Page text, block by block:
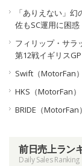
「ありえない」
佐もSC運用に困
フィリップ・サラ
第12戦イギリス
Swift（MotorFan）
HKS（MotorFan）
BRIDE（MotorFan）
前日売上ラン
Daily Sales Ranking